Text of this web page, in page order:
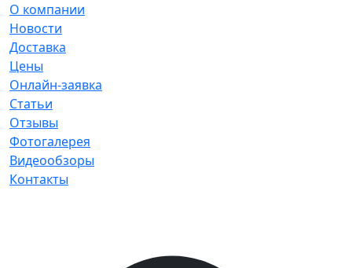
О компании
Новости
Доставка
Цены
Онлайн-заявка
Статьи
Отзывы
Фотогалерея
Видеообзоры
Контакты